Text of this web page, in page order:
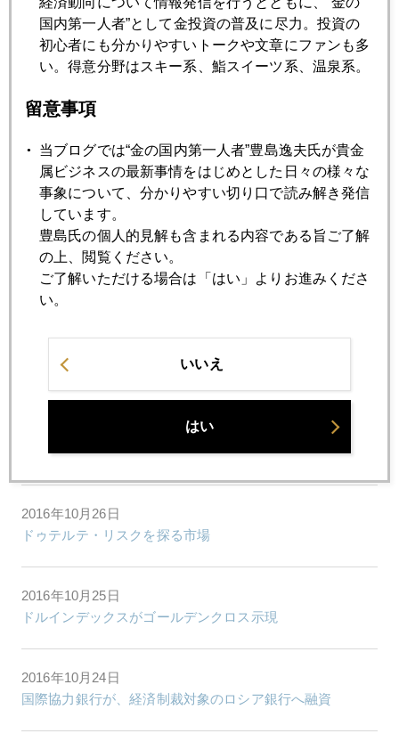
ので、１２月にスキー場に降雪あっても、スキーはお預けか
な（涙）。
1月 3月 4月 5月 6月
7月 8月 9月 10月 11月 12月
2016年10月31日
新Ｅメール発覚、市場の景色が一変
金市場のハロウィーン特需とは？
理財商品、中国の銀行がかかえる時限爆弾
2016年10月26日
ドゥテルテ・リスクを探る市場
2016年10月25日
ドルインデックスがゴールデンクロス示現
2016年10月24日
国際協力銀行が、経済制裁対象のロシア銀行へ融資
国内第一人者”として金投資の普及に尽力。投資の
初心者にも分かりやすいトークや文章にファンも多
い。得意分野はスキー系、鮨スイーツ系、温泉系。
留意事項
当ブログでは“金の国内第一人者”豊島逸夫氏が貴金
属ビジネスの最新事情をはじめとした日々の様々な
事象について、分かりやすい切り口で読み解き発信
しています。
豊島氏の個人的見解も含まれる内容である旨ご了解
の上、閲覧ください。
ご了解いただける場合は「はい」よりお進みくださ
い。
いいえ
はい